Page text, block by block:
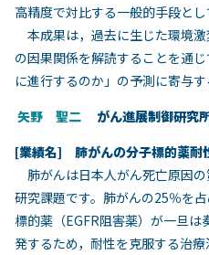
高精度で対比する一般的手段とし
本成果は，過去に生じた環境
の因果関係を解読することを通
に進行するのか」の予測に寄与す
矢野 聖二 がん進展制御研究
[業績名] 肺がんの分子標的薬耐
肺がんは日本人がん死亡原因
研究課題です。肺がんの25％を
標的薬（EGFR阻害薬）が一旦
発するため，耐性を克服する治療